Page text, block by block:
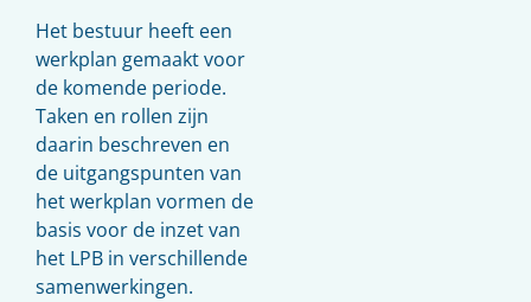
Het bestuur heeft een
werkplan gemaakt voor
de komende periode.
Taken en rollen zijn
daarin beschreven en
de uitgangspunten van
het werkplan vormen de
basis voor de inzet van
het LPB in verschillende
samenwerkingen.